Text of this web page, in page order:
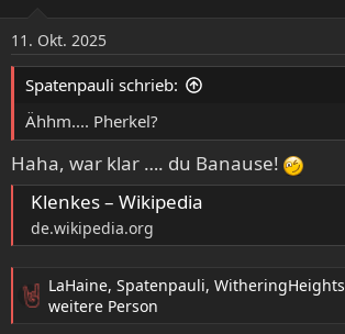
n
e
n
11. Okt. 2025
Spatenpauli schrieb:
Ähhm.... Pherkel?
Haha, war klar …. du Banause!
Klenkes – Wikipedia
de.wikipedia.org
R
LaHaine, Spatenpauli, WitheringHeights
weitere Person